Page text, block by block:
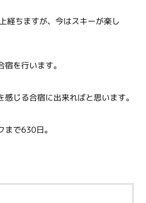
経ちますが、今はスキーが楽し
を行います。
感じる合宿に出来ればと思います。
まで630日。